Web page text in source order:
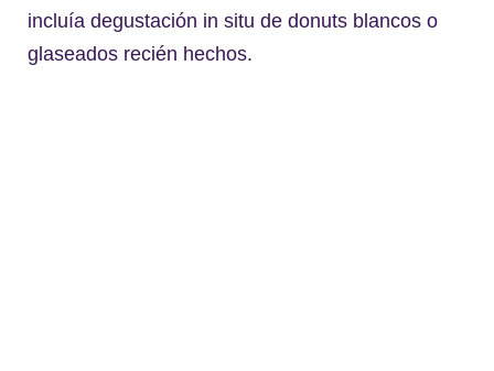
incluía degustación in situ de donuts blancos o
glaseados recién hechos.